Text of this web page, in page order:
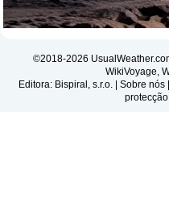
©2018-2026
WikiVoyage,
Editora: Bispiral, s.r.o. | Sobre nós|